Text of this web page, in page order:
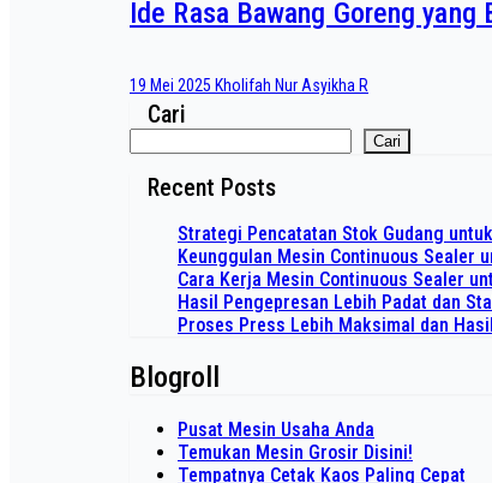
Ide Rasa Bawang Goreng yang
19 Mei 2025 Kholifah Nur Asyikha R
Cari
Cari
Recent Posts
Strategi Pencatatan Stok Gudang
Keunggulan Mesin Continuous Sealer
Cara Kerja Mesin Continuous Sealer
Hasil Pengepresan Lebih Padat dan
Proses Press Lebih Maksimal dan
Blogroll
Pusat Mesin Usaha Anda
Temukan Mesin Grosir Disini!
Tempatnya Cetak Kaos Paling Cepat